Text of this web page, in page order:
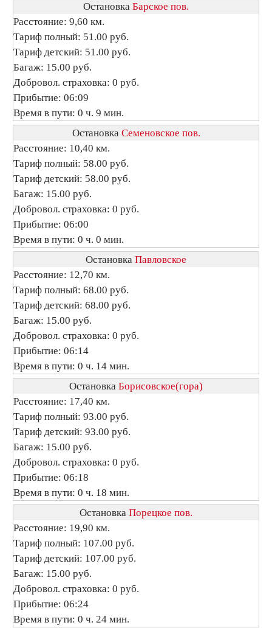
Остановка Барское пов.
Расстояние: 9,60 км.
Тариф полный: 51.00 руб.
Тариф детский: 51.00 руб.
Багаж: 15.00 руб.
Добровол. страховка: 0 руб.
Прибытие: 06:09
Время в пути: 0 ч. 9 мин.
Остановка Семеновское пов.
Расстояние: 10,40 км.
Тариф полный: 58.00 руб.
Тариф детский: 58.00 руб.
Багаж: 15.00 руб.
Добровол. страховка: 0 руб.
Прибытие: 06:00
Время в пути: 0 ч. 0 мин.
Остановка Павловское
Расстояние: 12,70 км.
Тариф полный: 68.00 руб.
Тариф детский: 68.00 руб.
Багаж: 15.00 руб.
Добровол. страховка: 0 руб.
Прибытие: 06:14
Время в пути: 0 ч. 14 мин.
Остановка Борисовское(гора)
Расстояние: 17,40 км.
Тариф полный: 93.00 руб.
Тариф детский: 93.00 руб.
Багаж: 15.00 руб.
Добровол. страховка: 0 руб.
Прибытие: 06:18
Время в пути: 0 ч. 18 мин.
Остановка Порецкое пов.
Расстояние: 19,90 км.
Тариф полный: 107.00 руб.
Тариф детский: 107.00 руб.
Багаж: 15.00 руб.
Добровол. страховка: 0 руб.
Прибытие: 06:24
Время в пути: 0 ч. 24 мин.